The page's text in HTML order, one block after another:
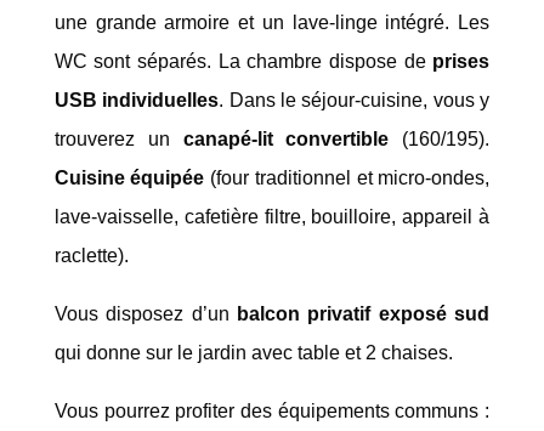
une grande armoire et un lave-linge intégré. Les
WC sont séparés. La chambre dispose de prises
USB individuelles. Dans le séjour-cuisine, vous y
trouverez un canapé-lit convertible (160/195).
Cuisine équipée (four traditionnel et micro-ondes,
lave-vaisselle, cafetière filtre, bouilloire, appareil à
raclette).
Vous disposez d’un balcon privatif exposé sud
qui donne sur le jardin avec table et 2 chaises.
Vous pourrez profiter des équipements communs :